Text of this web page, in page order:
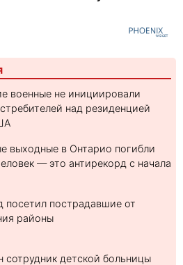
военные не инициировали
над резиденцией
выходные в Онтарио погибли
— это антирекорд с начала
посетил пострадавшие от
районы
сотрудник детской больницы